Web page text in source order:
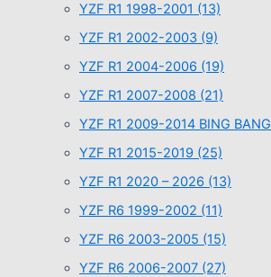
YZF R1 1998-2001 (13)
YZF R1 2002-2003 (9)
YZF R1 2004-2006 (19)
YZF R1 2007-2008 (21)
YZF R1 2009-2014 BING BANG
YZF R1 2015-2019 (25)
YZF R1 2020 – 2026 (13)
YZF R6 1999-2002 (11)
YZF R6 2003-2005 (15)
YZF R6 2006-2007 (27)